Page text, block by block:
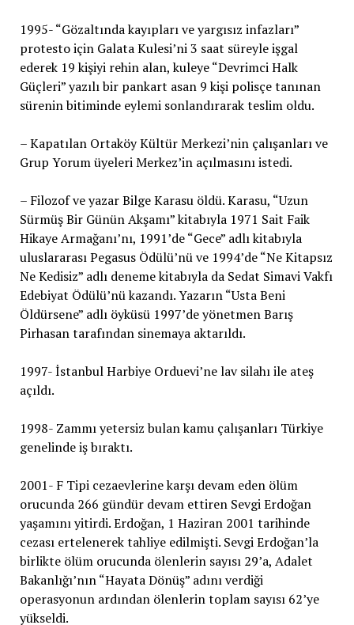
1995- “Gözaltında kayıpları ve yargısız infazları”
protesto için Galata Kulesi’ni 3 saat süreyle işgal
ederek 19 kişiyi rehin alan, kuleye “Devrimci Halk
Güçleri” yazılı bir pankart asan 9 kişi polisçe tanınan
sürenin bitiminde eylemi sonlandırarak teslim oldu.
– Kapatılan Ortaköy Kültür Merkezi’nin çalışanları ve
Grup Yorum üyeleri Merkez’in açılmasını istedi.
– Filozof ve yazar Bilge Karasu öldü. Karasu, “Uzun
Sürmüş Bir Günün Akşamı” kitabıyla 1971 Sait Faik
Hikaye Armağanı’nı, 1991’de “Gece” adlı kitabıyla
uluslararası Pegasus Ödülü’nü ve 1994’de “Ne Kitapsız
Ne Kedisiz” adlı deneme kitabıyla da Sedat Simavi Vakfı
Edebiyat Ödülü’nü kazandı. Yazarın “Usta Beni
Öldürsene” adlı öyküsü 1997’de yönetmen Barış
Pirhasan tarafından sinemaya aktarıldı.
1997- İstanbul Harbiye Orduevi’ne lav silahı ile ateş
açıldı.
1998- Zammı yetersiz bulan kamu çalışanları Türkiye
genelinde iş bıraktı.
2001- F Tipi cezaevlerine karşı devam eden ölüm
orucunda 266 gündür devam ettiren Sevgi Erdoğan
yaşamını yitirdi. Erdoğan, 1 Haziran 2001 tarihinde
cezası ertelenerek tahliye edilmişti. Sevgi Erdoğan’la
birlikte ölüm orucunda ölenlerin sayısı 29’a, Adalet
Bakanlığı’nın “Hayata Dönüş” adını verdiği
operasyonun ardından ölenlerin toplam sayısı 62’ye
yükseldi.